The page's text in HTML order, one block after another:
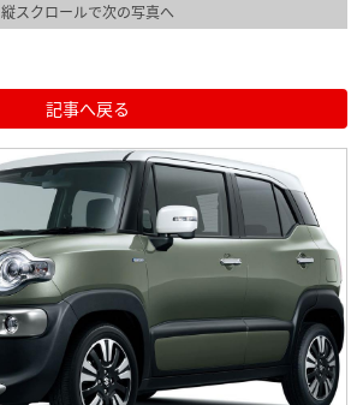
縦スクロールで次の写真へ
記事へ戻る